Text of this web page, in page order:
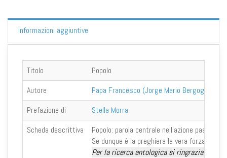
Informazioni aggiuntive
Titolo
Popolo
Autore
Papa Francesco (Jorge Mario Bergoglio)
Prefazione di
Stella Morra
Scheda descrittiva
Popolo: parola centrale nell’azione
Se dunque è la preghiera la vera forza
Per la ricerca antologica si ringraziano